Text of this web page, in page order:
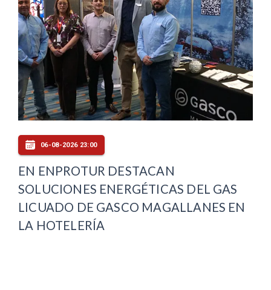
06-08-2026 23:00
EN ENPROTUR DESTACAN
SOLUCIONES ENERGÉTICAS DEL GAS
LICUADO DE GASCO MAGALLANES EN
LA HOTELERÍA